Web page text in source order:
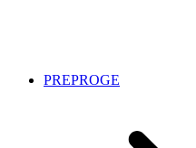
PREPROGE